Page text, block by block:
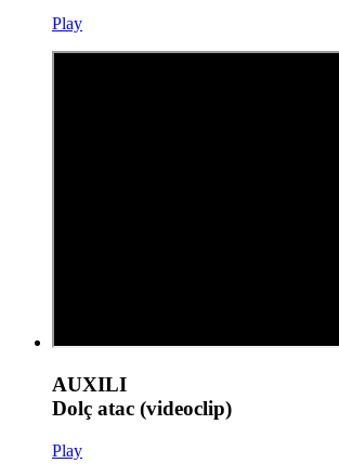
Play
AUXILI
Dolç atac (videoclip)
Play